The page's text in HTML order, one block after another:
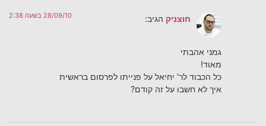
חוצניק הגיב: 28/09/10 בשעה 2:38
גמני אהבתי
מאוד!
כל הכבוד לר’ יחיאל על פנייתו לפרסום בראשית
איך לא חשבו על זה קודם?